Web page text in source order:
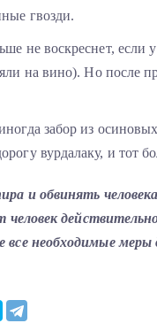
гвозди.
не воскреснет, если
на вино). Но после
забор из
вурдалаку, и тот
и обвинять
необходимые меры